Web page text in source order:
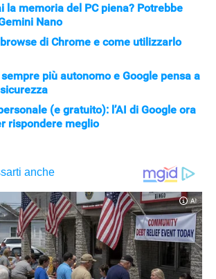
la memoria del PC piena? Potrebbe
Nano
di Chrome e come utilizzarlo
più autonomo e Google pensa a
(e gratuito): l’AI di Google ora
rispondere meglio